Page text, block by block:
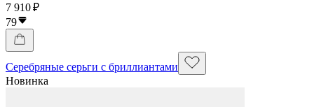
7 910 ₽
79
Серебряные серьги с бриллиантами
Новинка